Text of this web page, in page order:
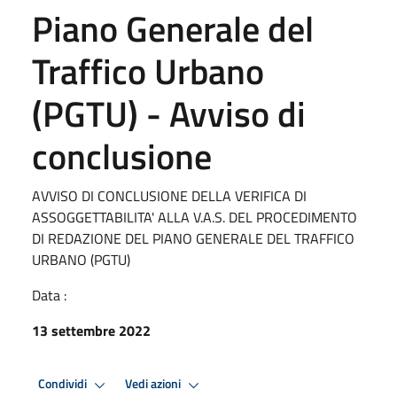
Piano Generale del
Traffico Urbano
(PGTU) - Avviso di
conclusione
AVVISO DI CONCLUSIONE DELLA VERIFICA DI
ASSOGGETTABILITA' ALLA V.A.S. DEL PROCEDIMENTO
DI REDAZIONE DEL PIANO GENERALE DEL TRAFFICO
URBANO (PGTU)
Data :
13 settembre 2022
Condividi Vedi azioni